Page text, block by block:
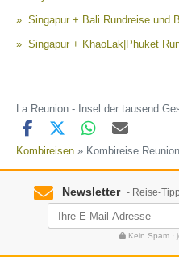
Singapur + Bali Rundreise und
Singapur + KhaoLak|Phuket
La Reunion - Insel der tausend
Kombireisen » Kombireise Reunion
Newsletter - Reise-
Kein Spam ·